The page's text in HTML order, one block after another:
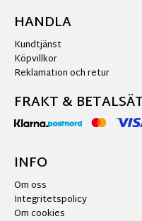
HANDLA
Kundtjänst
Köpvillkor
Reklamation och retur
FRAKT &
INFO
Om oss
Integritetspolicy
Om cookies